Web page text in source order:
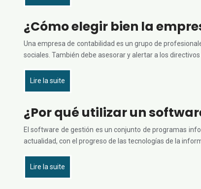
¿Cómo elegir bien la
Una empresa de contabilidad es un grupo de
sociales. También debe asesorar y alertar a los directivos
Lire la suite
¿Por qué utilizar un
El software de gestión es un conjunto de programas
actualidad, con el progreso de las tecnologías de la
Lire la suite